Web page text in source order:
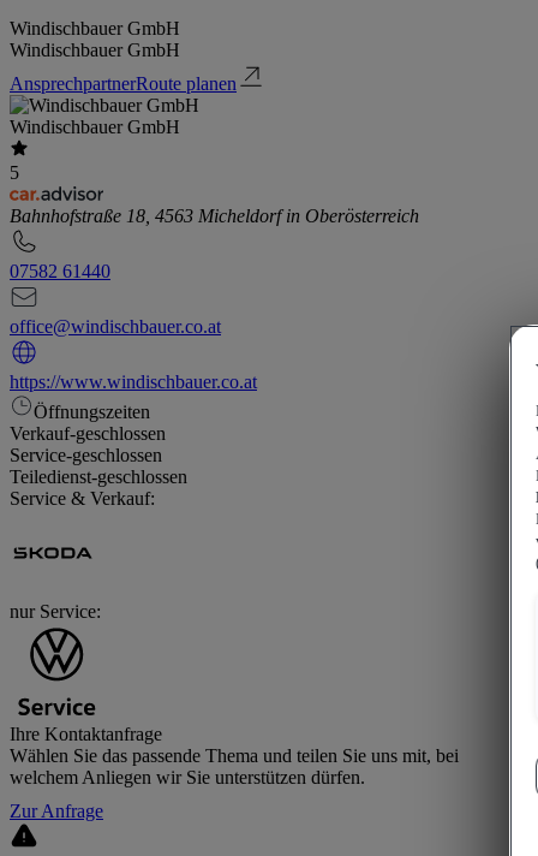
Windischbauer GmbH
Windischbauer GmbH
AnsprechpartnerRoute planen
Windischbauer GmbH
5
Bahnhofstraße 18, 4563 Micheldorf in Oberösterreich
07582 61440
office@windischbauer.co.at
https://www.windischbauer.co.at
Öffnungszeiten
Verkauf-geschlossen
Service-geschlossen
Teiledienst-geschlossen
Service & Verkauf:
nur Service:
Ihre Kontaktanfrage
Wählen Sie das passende Thema und teilen Sie uns mit, bei
welchem Anliegen wir Sie unterstützen dürfen.
Zur Anfrage